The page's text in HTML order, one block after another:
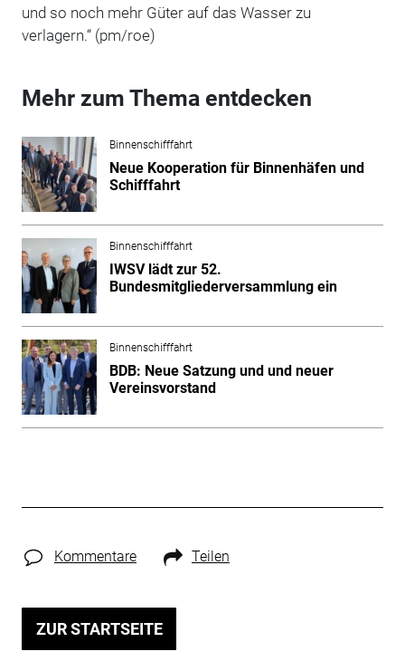
und so noch mehr Güter auf das Wasser zu
verlagern.“ (pm/roe)
Mehr zum Thema entdecken
Binnenschifffahrt
Neue Kooperation für Binnenhäfen und
Schifffahrt
Binnenschifffahrt
IWSV lädt zur 52.
Bundesmitgliederversammlung ein
Binnenschifffahrt
BDB: Neue Satzung und und neuer
Vereinsvorstand
Kommentare Teilen
ZUR STARTSEITE